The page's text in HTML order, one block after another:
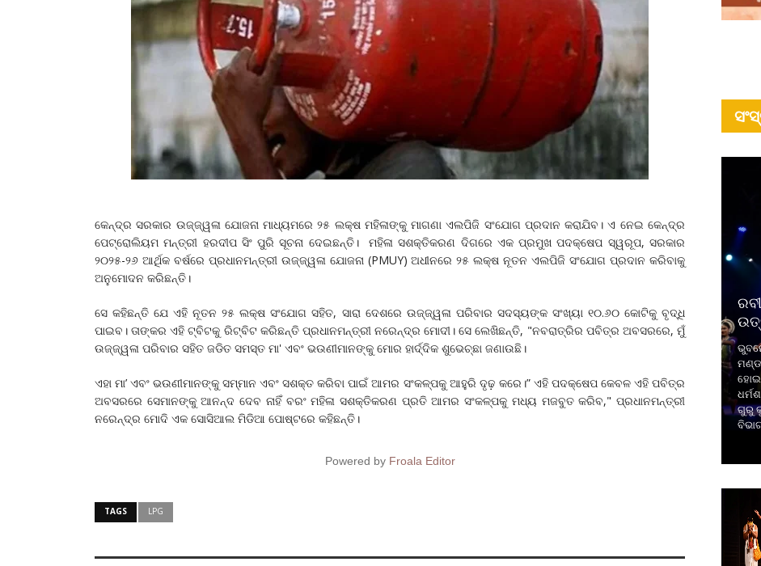
କେନ୍ଦ୍ର ସରକାର ଉଜ୍ଜ୍ୱଳା ଯୋଜନା ମାଧ୍ୟମରେ ୨୫ ଲକ୍ଷ ମହିଳାଙ୍କୁ ମାଗଣା ଏଲପିଜି ସଂଯୋଗ ପ୍ରଦାନ କରାଯିବ। ଏ ନେଇ କେନ୍ଦ୍ର
ପେଟ୍ରୋଲିୟମ ମନ୍ତ୍ରୀ ହରଦୀପ ସିଂ ପୁରି ସୂଚନା ଦେଇଛନ୍ତି। ମହିଳା ସଶକ୍ତିକରଣ ଦିଗରେ ଏକ ପ୍ରମୁଖ ପଦକ୍ଷେପ ସ୍ୱରୂପ, ସରକାର
୨୦୨୫-୨୬ ଆର୍ଥିକ ବର୍ଷରେ ପ୍ରଧାନମନ୍ତ୍ରୀ ଉଜ୍ଜ୍ୱଳା ଯୋଜନା (PMUY) ଅଧୀନରେ ୨୫ ଲକ୍ଷ ନୂତନ ଏଲପିଜି ସଂଯୋଗ ପ୍ରଦାନ କରିବାକୁ
ଅନୁମୋଦନ କରିଛନ୍ତି।
ସେ କହିଛନ୍ତି ଯେ ଏହି ନୂତନ ୨୫ ଲକ୍ଷ ସଂଯୋଗ ସହିତ, ସାରା ଦେଶରେ ଉଜ୍ଜ୍ୱଳା ପରିବାର ସଦସ୍ୟଙ୍କ ସଂଖ୍ୟା ୧୦.୬୦ କୋଟିକୁ ବୃଦ୍ଧି
ପାଇବ। ତାଙ୍କର ଏହି ଟ୍ବିଟକୁ ରିଟ୍ବିଟ କରିଛନ୍ତି ପ୍ରଧାନମନ୍ତ୍ରୀ ନରେନ୍ଦ୍ର ମୋଦୀ। ସେ ଲେଖିଛନ୍ତି, "ନବରାତ୍ରିର ପବିତ୍ର ଅବସରରେ, ମୁଁ
ଉଜ୍ଜ୍ୱଳା ପରିବାର ସହିତ ଜଡିତ ସମସ୍ତ ମା' ଏବଂ ଭଉଣୀମାନଙ୍କୁ ମୋର ହାର୍ଦ୍ଦିକ ଶୁଭେଚ୍ଛା ଜଣାଉଛି।
ଏହା ମା’ ଏବଂ ଭଉଣୀମାନଙ୍କୁ ସମ୍ମାନ ଏବଂ ସଶକ୍ତ କରିବା ପାଇଁ ଆମର ସଂକଳ୍ପକୁ ଆହୁରି ଦୃଢ଼ କରେ।” ଏହି ପଦକ୍ଷେପ କେବଳ ଏହି ପବିତ୍ର
ଅବସରରେ ସେମାନଙ୍କୁ ଆନନ୍ଦ ଦେବ ନାହିଁ ବରଂ ମହିଳା ସଶକ୍ତିକରଣ ପ୍ରତି ଆମର ସଂକଳ୍ପକୁ ମଧ୍ୟ ମଜବୁତ କରିବ," ପ୍ରଧାନମନ୍ତ୍ରୀ
ନରେନ୍ଦ୍ର ମୋଦି ଏକ ସୋସିଆଲ ମିଡିଆ ପୋଷ୍ଟରେ କହିଛନ୍ତି।
Powered by Froala Editor
TAGS LPG
ଗୁରୁ